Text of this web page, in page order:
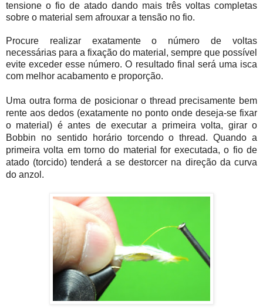
tensione o fio de atado dando mais três voltas completas
sobre o material sem afrouxar a tensão no fio.
Procure realizar exatamente o número de voltas
necessárias para a fixação do material, sempre que possível
evite exceder esse número. O resultado final será uma isca
com melhor acabamento e proporção.
Uma outra forma de posicionar o thread precisamente bem
rente aos dedos (exatamente no ponto onde deseja-se fixar
o material) é antes de executar a primeira volta, girar o
Bobbin no sentido horário torcendo o thread. Quando a
primeira volta em torno do material for executada, o fio de
atado (torcido) tenderá a se destorcer na direção da curva
do anzol.